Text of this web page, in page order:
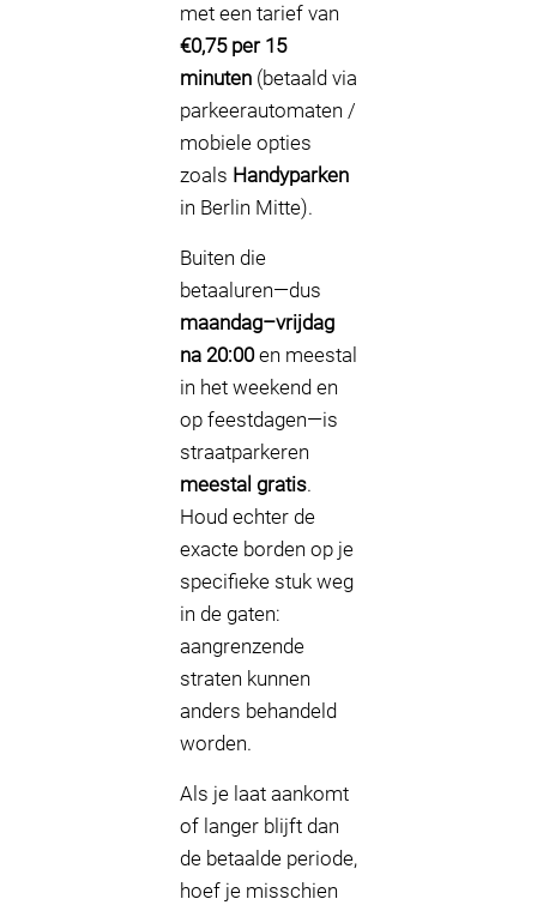
met een tarief van
€0,75 per 15
minuten (betaald via
parkeerautomaten /
mobiele opties
zoals Handyparken
in Berlin Mitte).
Buiten die
betaaluren—dus
maandag–vrijdag
na 20:00en meestal
in het weekend en
op feestdagen—is
straatparkeren
meestal gratis.
Houd echter de
exacte borden op je
specifieke stuk weg
in de gaten:
aangrenzende
straten kunnen
anders behandeld
worden.
Als je laat aankomt
of langer blijft dan
de betaalde periode,
hoef je misschien